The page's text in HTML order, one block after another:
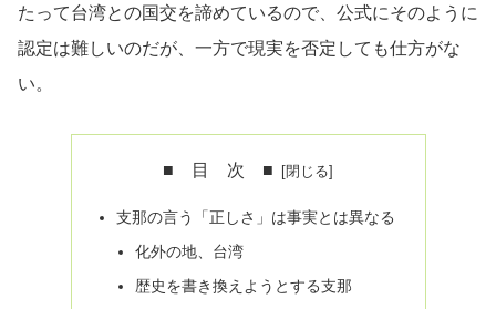
たって台湾との国交を諦めているので、公式にそのように
認定は難しいのだが、一方で現実を否定しても仕方がな
い。
■ 目 次 ■
支那の言う「正しさ」は事実とは異なる
化外の地、台湾
歴史を書き換えようとする支那